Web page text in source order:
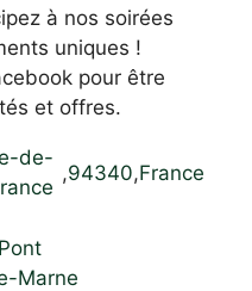
à nos soirées
uniques !
pour être
et offres.
de-
,94340,France
Marne